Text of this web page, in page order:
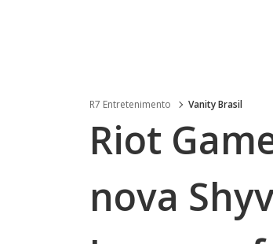
R7 Entretenimento Vanity Brasil
Riot
nova